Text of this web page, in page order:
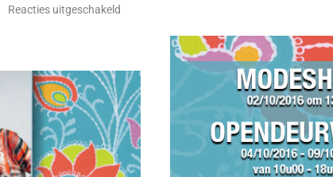
Reacties uitgeschakeldvoor
januari
wintersolden
2017
!